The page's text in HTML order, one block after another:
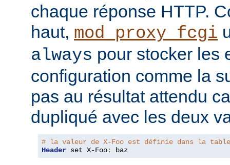
chaque réponse HTTP.
haut, mod_proxy_fcgi
always pour stocker les
configuration comme la
pas au résultat attendu
dupliqué avec les deux
# la valeur de X-Foo est définie dans la
Header set X-Foo: baz